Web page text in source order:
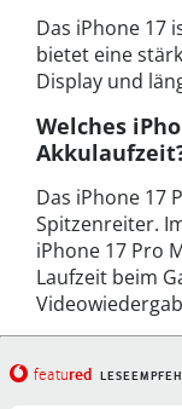
Das iPhone 17
bietet eine
Display und
Welches
Das iPhone 17
Spitzenreiter.
iPhone 17 Pro
Laufzeit beim
featured